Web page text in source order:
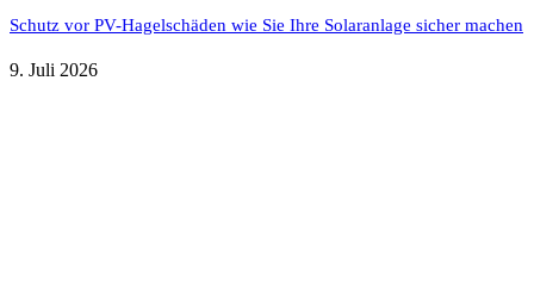
Schutz vor PV-Hagelschäden wie Sie Ihre Solaranlage sicher machen
9. Juli 2026